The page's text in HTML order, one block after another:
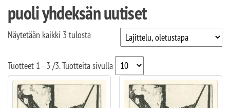
puoli yhdeksän uutiset
Näytetään kaikki 3 tulosta
Tuotteet 1 - 3 /3. Tuotteita sivulla